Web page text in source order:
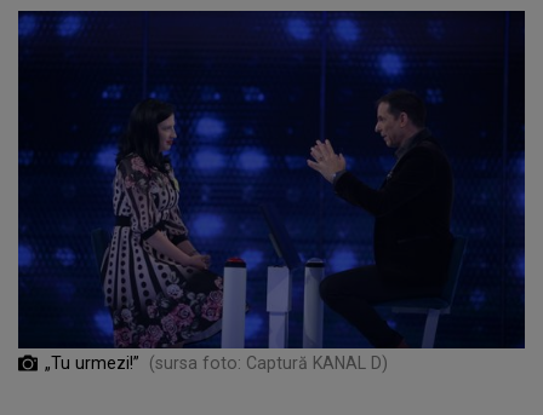
„Tu urmezi!” (sursa foto: Captură KANAL D)